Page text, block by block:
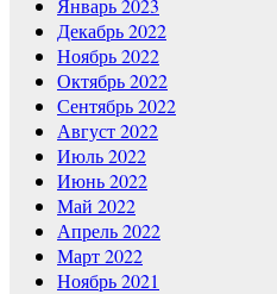
Январь 2023
Декабрь 2022
Ноябрь 2022
Октябрь 2022
Сентябрь 2022
Август 2022
Июль 2022
Июнь 2022
Май 2022
Апрель 2022
Март 2022
Ноябрь 2021